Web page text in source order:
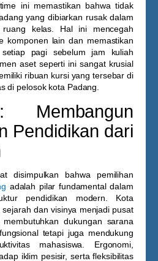
ini memastikan bahwa tidak
yang dibiarkan rusak dalam
kelas. Hal ini mencegah
komponen lain dan memastikan
pagi sebelum jam kuliah
aset seperti ini sangat krusial
ribuan kursi yang tersebar di
di pelosok kota Padang.
Membangun
Pendidikan dari
disimpulkan bahwa pemilihan
adalah pilar fundamental dalam
pendidikan modern. Kota
dan visinya menjadi pusat
dukungan sarana
tetapi juga mendukung
mahasiswa. Ergonomi,
iklim pesisir, serta fleksibilitas